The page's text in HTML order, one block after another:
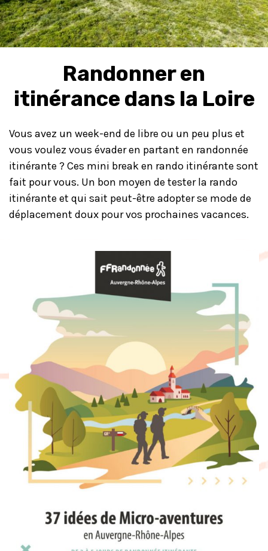
Randonner en
itinérance dans la Loire
Vous avez un week-end de libre ou un peu plus et
vous voulez vous évader en partant en randonnée
itinérante ? Ces mini break en rando itinérante sont
fait pour vous. Un bon moyen de tester la rando
itinérante et qui sait peut-être adopter se mode de
déplacement doux pour vos prochaines vacances.